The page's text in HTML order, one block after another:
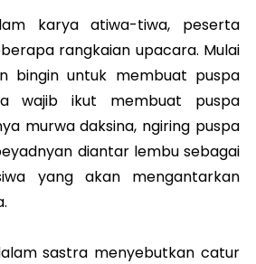
karya atiwa-tiwa, peserta
rangkaian upacara. Mulai
bingin untuk membuat puspa
wajib ikut membuat puspa
murwa daksina, ngiring puspa
diantar lembu sebagai
yang akan mengantarkan
sastra menyebutkan catur